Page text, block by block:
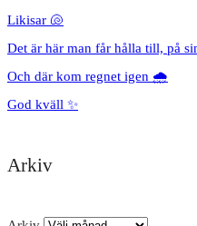
Likisar 🐚
Det är här man får hålla till, på
Och där kom regnet igen 🌧️
God kväll ✨
Arkiv